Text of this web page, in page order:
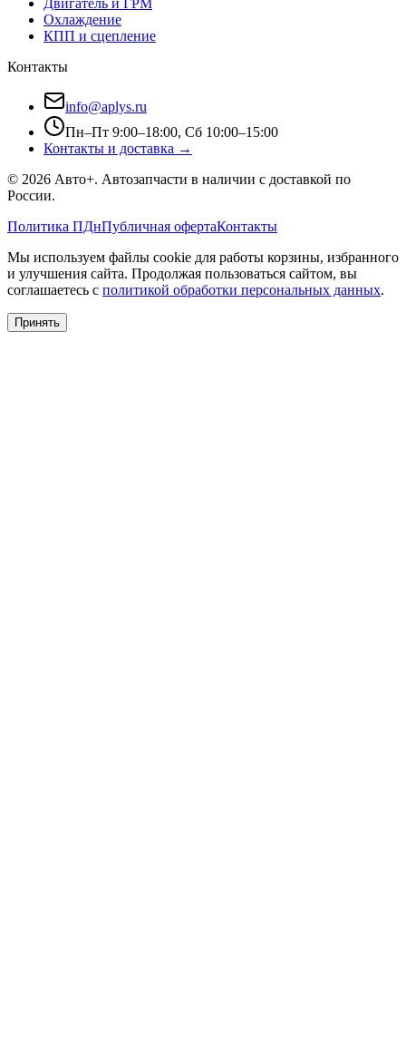
Двигатель и ГРМ
Охлаждение
КПП и сцепление
Контакты
info@aplys.ru
Пн–Пт 9:00–18:00, Сб 10:00–15:00
Контакты и доставка →
© 2026 Авто+. Автозапчасти в наличии с доставкой по
России.
Политика ПДнПубличная офертаКонтакты
Мы используем файлы cookie для работы корзины, избранного
и улучшения сайта. Продолжая пользоваться сайтом, вы
соглашаетесь с политикой обработки персональных данных.
Принять